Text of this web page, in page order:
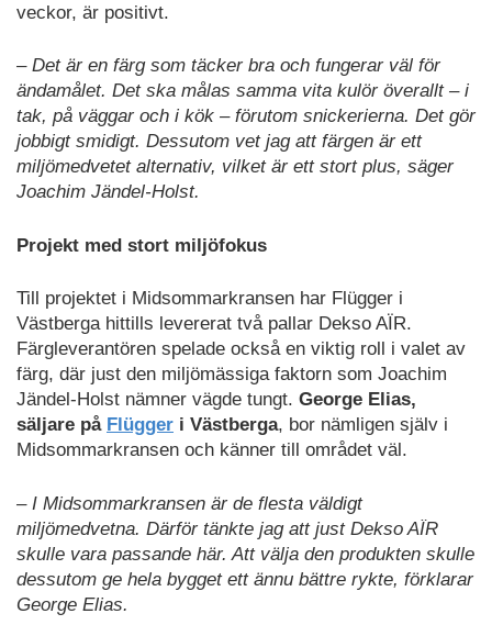
veckor, är positivt.
– Det är en färg som täcker bra och fungerar väl för
ändamålet. Det ska målas samma vita kulör överallt – i
tak, på väggar och i kök – förutom snickerierna. Det gör
jobbigt smidigt. Dessutom vet jag att färgen är ett
miljömedvetet alternativ, vilket är ett stort plus, säger
Joachim Jändel-Holst.
Projekt med stort miljöfokus
Till projektet i Midsommarkransen har Flügger i
Västberga hittills levererat två pallar Dekso AÏR.
Färgleverantören spelade också en viktig roll i valet av
färg, där just den miljömässiga faktorn som Joachim
Jändel-Holst nämner vägde tungt. George Elias,
säljare på Flügger i Västberga, bor nämligen själv i
Midsommarkransen och känner till området väl.
– I Midsommarkransen är de flesta väldigt
miljömedvetna. Därför tänkte jag att just Dekso AÏR
skulle vara passande här. Att välja den produkten skulle
dessutom ge hela bygget ett ännu bättre rykte, förklarar
George Elias.